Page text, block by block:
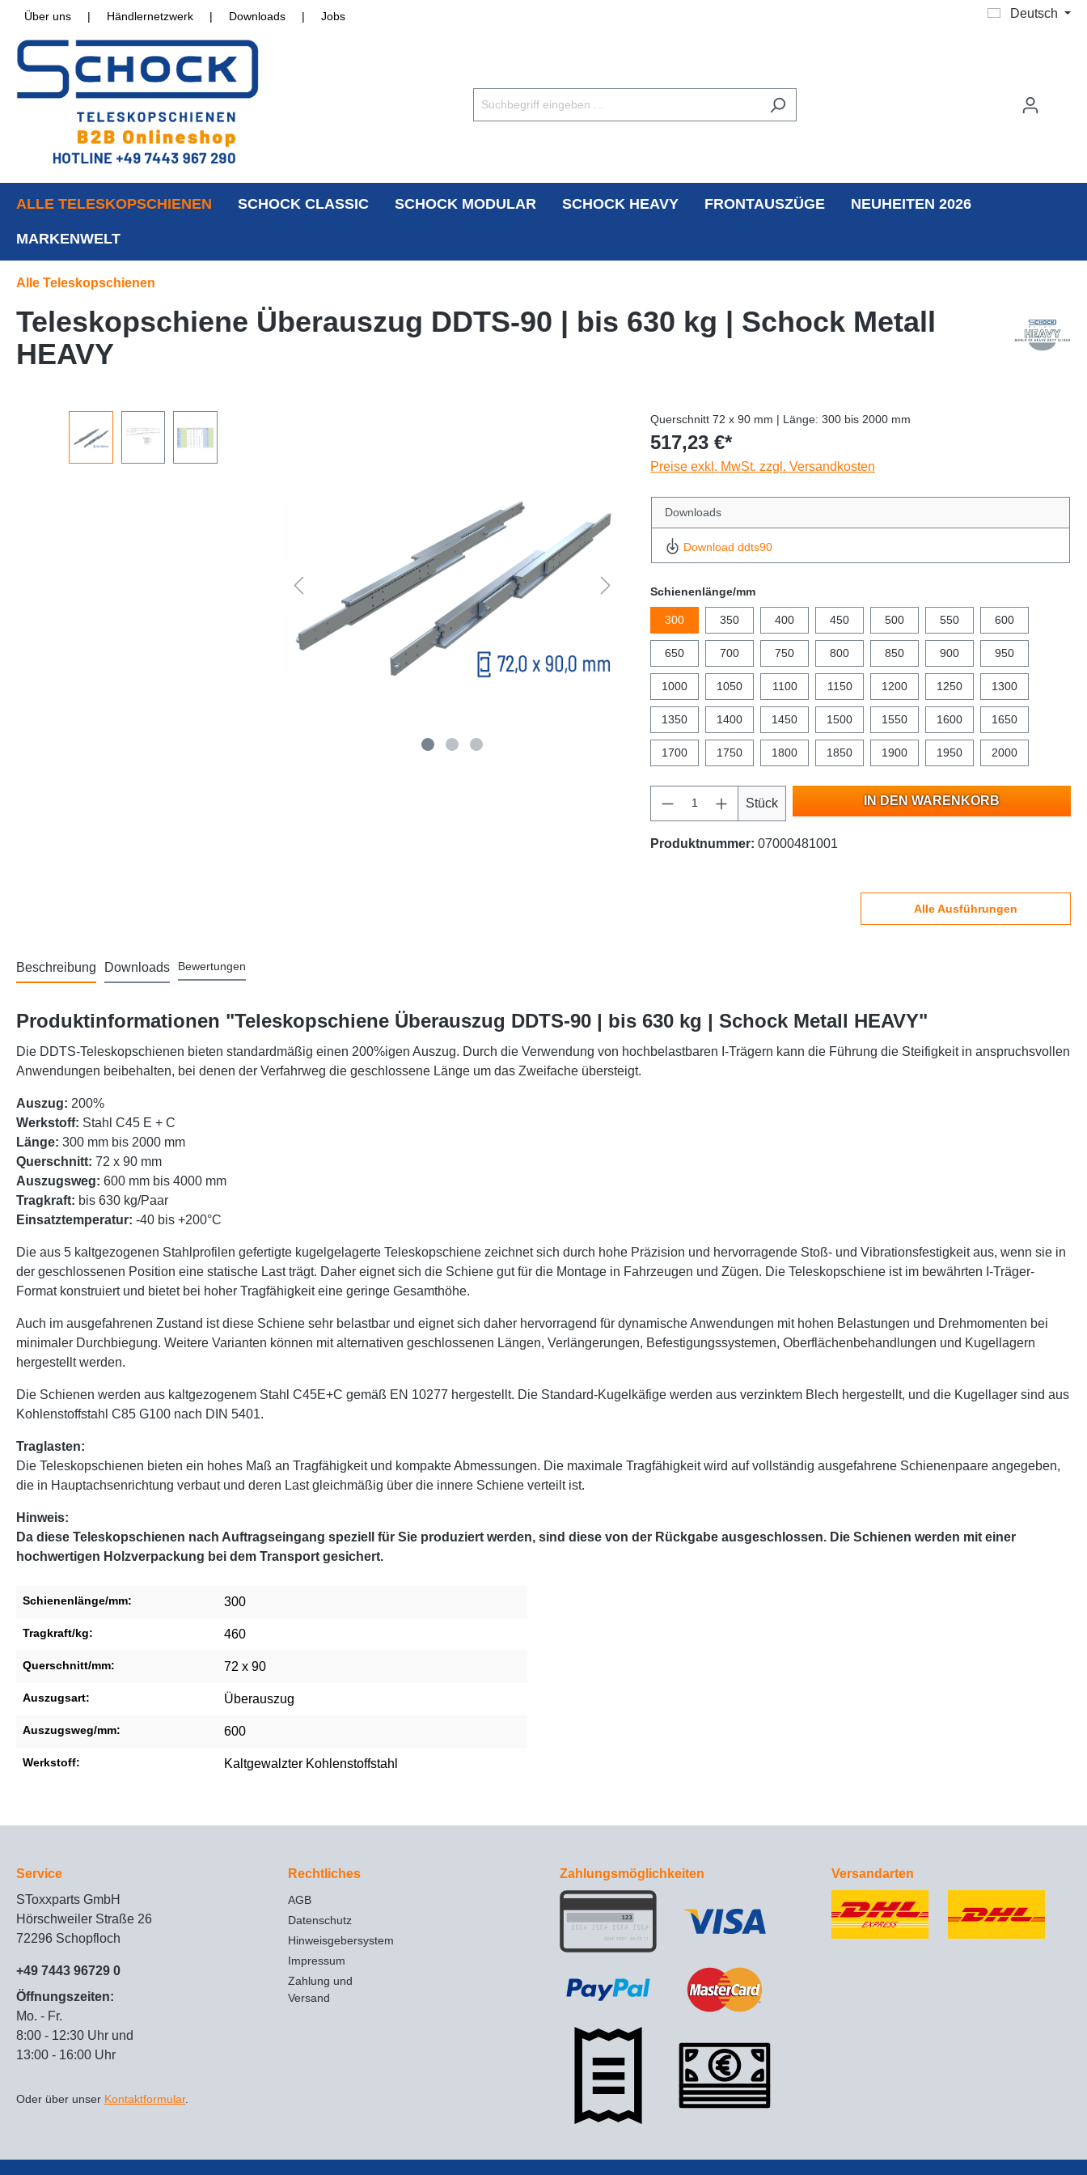
Über uns | Händlernetzwerk | Downloads | Jobs Deutsch
ALLE TELESKOPSCHIENEN SCHOCK CLASSIC SCHOCK MODULAR SCHOCK HEAVY FRONTAUSZÜGE NEUHEITEN 2026
MARKENWELT
Alle Teleskopschienen
Teleskopschiene Überauszug DDTS-90 | bis 630 kg | Schock Metall
HEAVY
Querschnitt 72 x 90 mm | Länge: 300 bis 2000 mm
517,23 €*
Preise exkl. MwSt. zzgl. Versandkosten
Downloads
Download ddts90
Schienenlänge/mm
300 350 400 450 500 550 600
650 700 750 800 850 900 950
1000 1050 1100 1150 1200 1250 1300
1350 1400 1450 1500 1550 1600 1650
1700 1750 1800 1850 1900 1950 2000
Stück IN DEN WARENKORB
Produktnummer: 07000481001
Alle Ausführungen
Beschreibung Downloads Bewertungen
Produktinformationen "Teleskopschiene Überauszug DDTS-90 | bis 630 kg | Schock Metall HEAVY"
Die DDTS-Teleskopschienen bieten standardmäßig einen 200%igen Auszug. Durch die Verwendung von hochbelastbaren I-Trägern kann die Führung die Steifigkeit in anspruchsvollen
Anwendungen beibehalten, bei denen der Verfahrweg die geschlossene Länge um das Zweifache übersteigt.
Auszug: 200%
Werkstoff: Stahl C45 E + C
Länge: 300 mm bis 2000 mm
Querschnitt: 72 x 90 mm
Auszugsweg: 600 mm bis 4000 mm
Tragkraft: bis 630 kg/Paar
Einsatztemperatur: -40 bis +200°C
Die aus 5 kaltgezogenen Stahlprofilen gefertigte kugelgelagerte Teleskopschiene zeichnet sich durch hohe Präzision und hervorragende Stoß- und Vibrationsfestigkeit aus, wenn sie in
der geschlossenen Position eine statische Last trägt. Daher eignet sich die Schiene gut für die Montage in Fahrzeugen und Zügen. Die Teleskopschiene ist im bewährten I-Träger-
Format konstruiert und bietet bei hoher Tragfähigkeit eine geringe Gesamthöhe.
Auch im ausgefahrenen Zustand ist diese Schiene sehr belastbar und eignet sich daher hervorragend für dynamische Anwendungen mit hohen Belastungen und Drehmomenten bei
minimaler Durchbiegung. Weitere Varianten können mit alternativen geschlossenen Längen, Verlängerungen, Befestigungssystemen, Oberflächenbehandlungen und Kugellagern
hergestellt werden.
Die Schienen werden aus kaltgezogenem Stahl C45E+C gemäß EN 10277 hergestellt. Die Standard-Kugelkäfige werden aus verzinktem Blech hergestellt, und die Kugellager sind aus
Kohlenstoffstahl C85 G100 nach DIN 5401.
Traglasten:
Die Teleskopschienen bieten ein hohes Maß an Tragfähigkeit und kompakte Abmessungen. Die maximale Tragfähigkeit wird auf vollständig ausgefahrene Schienenpaare angegeben,
die in Hauptachsenrichtung verbaut und deren Last gleichmäßig über die innere Schiene verteilt ist.
Hinweis:
Da diese Teleskopschienen nach Auftragseingang speziell für Sie produziert werden, sind diese von der Rückgabe ausgeschlossen. Die Schienen werden mit einer
hochwertigen Holzverpackung bei dem Transport gesichert.
Schienenlänge/mm: 300
Tragkraft/kg: 460
Querschnitt/mm: 72 x 90
Auszugsart: Überauszug
Auszugsweg/mm: 600
Werkstoff: Kaltgewalzter Kohlenstoffstahl
Service
SToxxparts GmbH
Hörschweiler Straße 26
72296 Schopfloch
+49 7443 96729 0
Öffnungszeiten:
Mo. - Fr.
8:00 - 12:30 Uhr und
13:00 - 16:00 Uhr
Oder über unser Kontaktformular.
Rechtliches
AGB
Datenschutz
Hinweisgebersystem
Impressum
Zahlung und
Versand
Zahlungsmöglichkeiten Versandarten